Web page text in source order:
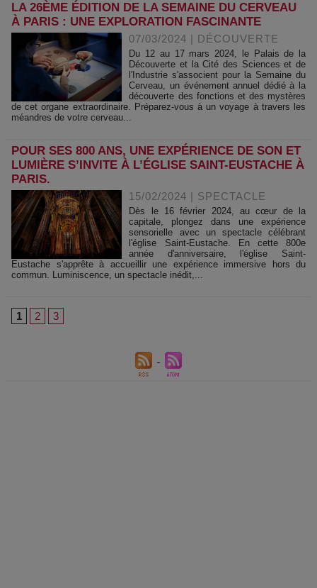
LA 26ÈME ÉDITION DE LA SEMAINE DU CERVEAU
À PARIS : UNE EXPLORATION FASCINANTE
07/03/2024 | DÉCOUVERTE
Du 12 au 17 mars 2024, le Palais de la
Découverte et la Cité des Sciences et de
l'Industrie s'associent pour la Semaine du
Cerveau, un événement annuel dédié à la
découverte des fonctions et des mystères
de cet organe extraordinaire. Préparez-vous à un voyage à travers les
méandres de votre cerveau...
POUR SES 800 ANS, UNE EXPÉRIENCE DE SON ET
LUMIÈRE S’INVITE À L’ÉGLISE SAINT-EUSTACHE À
PARIS.
15/02/2024 | SPECTACLE
Dès le 16 février 2024, au cœur de la
capitale, plongez dans une expérience
sensorielle avec un spectacle célébrant
l'église Saint-Eustache. En cette 800e
année d'anniversaire, l'église Saint-
Eustache s'apprête à accueillir une expérience immersive hors du
commun. Luminiscence, un spectacle inédit,...
1 2 3